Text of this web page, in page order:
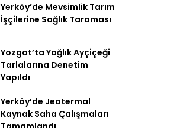
Yerköy’de Mevsimlik Tarım
İşçilerine Sağlık Taraması
Yozgat’ta Yağlık Ayçiçeği
Tarlalarına Denetim
Yapıldı
Yerköy’de Jeotermal
Kaynak Saha Çalışmaları